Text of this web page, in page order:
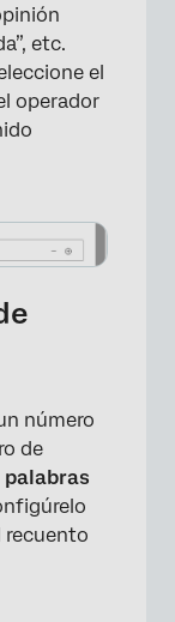
×
etc.
el
operador
número
de
palabras
recuento